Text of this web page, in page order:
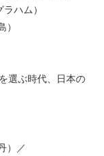
ム）
ぶ時代、日本の
／